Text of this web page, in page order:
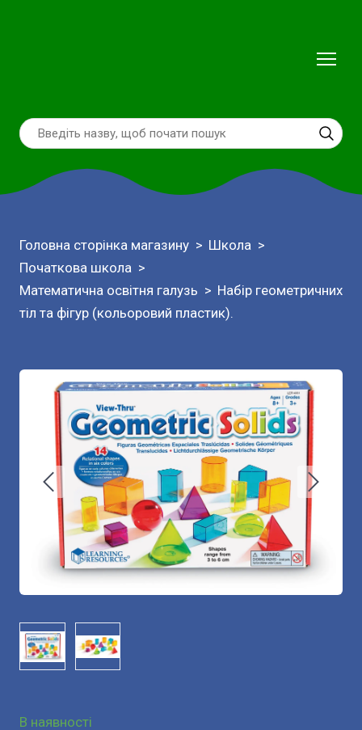
Головна сторінка магазину
Школа
Початкова школа
Математична освітня галузь
Набір геометричних
тіл та фігур (кольоровий пластик).
В наявності